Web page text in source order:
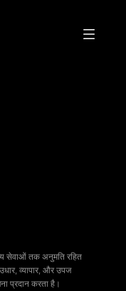
सेवाओं तक अनुमति रहित
व्यापार, और उपज
प्रदान करता है।